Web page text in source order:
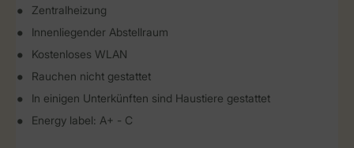
Zentralheizung
Innenliegender Abstellraum
Kostenloses WLAN
Rauchen nicht gestattet
In einigen Unterkünften sind Haustiere gestattet
Energy label: A+ - C